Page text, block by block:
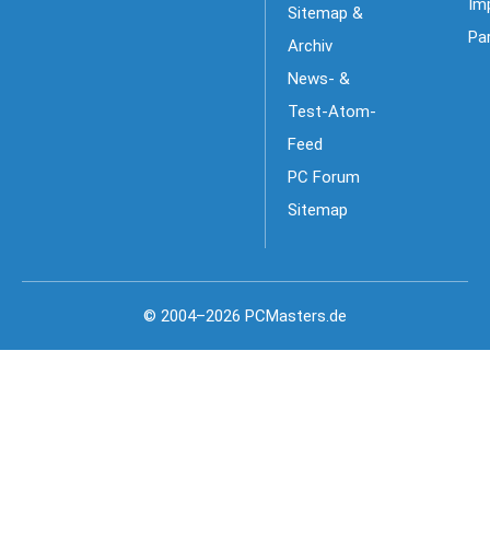
Sitemap &
Archiv
News- &
Test-Atom-
Feed
PC Forum
Sitemap
© 2004–2026 PCMasters.de